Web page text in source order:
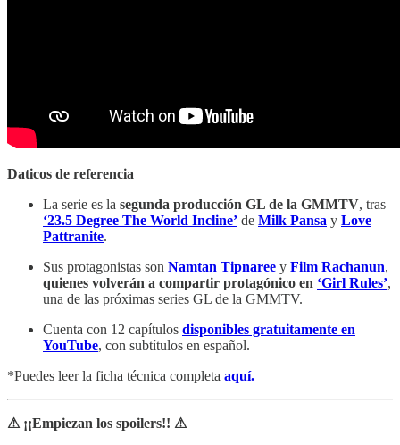
Daticos de referencia
La serie es la segunda producción GL de la GMMTV, tras
‘23.5 Degree The World Incline’ de Milk Pansa y Love
Pattranite.
Sus protagonistas son Namtan Tipnaree y Film Rachanun,
quienes volverán a compartir protagónico en ‘Girl Rules’,
una de las próximas series GL de la GMMTV.
Cuenta con 12 capítulos disponibles gratuitamente en
YouTube, con subtítulos en español.
*Puedes leer la ficha técnica completa aquí.
⚠ ¡¡Empiezan los spoilers!! ⚠